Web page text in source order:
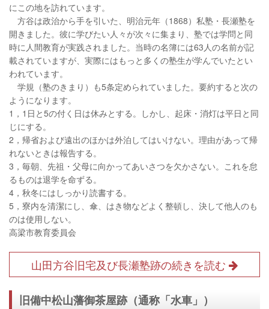
にこの地を訪れています。
方谷は政治から手を引いた、明治元年（1868）私塾・長瀬塾を
開きました。彼に学びたい人々が次々に集まり、塾では学問と同
時に人間教育が実践されました。当時の名簿には63人の名前が記
載されていますが、実際にはもっと多くの塾生が学んでいたとい
われています。
学規（塾のきまり）も5条定められていました。要約すると次の
ようになります。
1，1日と5の付く日は休みとする。しかし、起床・消灯は平日と同
じにする。
2，帰省および遠出のほかは外泊してはいけない。理由があって帰
れないときは報告する。
3，毎朝、先祖・父母に向かってあいさつを欠かさない。これを怠
るものは退学を命ずる。
4，秋冬にはしっかり読書する。
5，寮内を清潔にし、傘、はき物などよく整頓し、決して他人のも
のは使用しない。
高梁市教育委員会
山田方谷旧宅及び長瀬塾跡の続きを読む
旧備中松山藩御茶屋跡（通称「水車」）